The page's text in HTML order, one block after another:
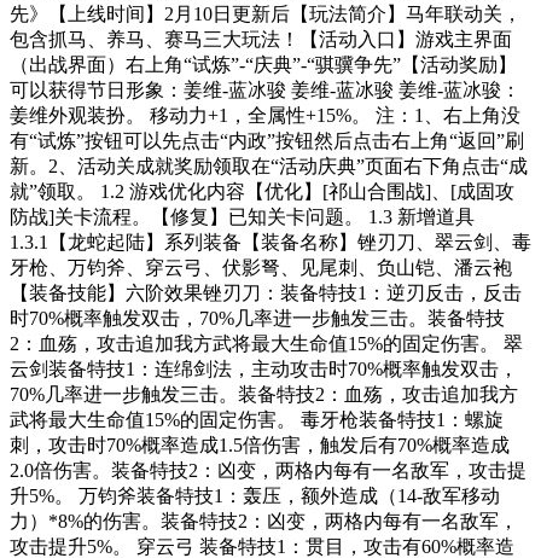
先》【上线时间】2月10日更新后【玩法简介】马年联动关，
包含抓马、养马、赛马三大玩法！【活动入口】游戏主界面
（出战界面）右上角“试炼”-“庆典”-“骐骥争先”【活动奖励】
可以获得节日形象：姜维-蓝冰骏 姜维-蓝冰骏 姜维-蓝冰骏：
姜维外观装扮。 移动力+1，全属性+15%。 注：1、右上角没
有“试炼”按钮可以先点击“内政”按钮然后点击右上角“返回”刷
新。2、活动关成就奖励领取在“活动庆典”页面右下角点击“成
就”领取。 1.2 游戏优化内容【优化】[祁山合围战]、[成固攻
防战]关卡流程。【修复】已知关卡问题。 1.3 新增道具
1.3.1【龙蛇起陆】系列装备【装备名称】锉刃刀、翠云剑、毒
牙枪、万钧斧、穿云弓、伏影弩、见尾刺、负山铠、潘云袍
【装备技能】六阶效果锉刃刀：装备特技1：逆刃反击，反击
时70%概率触发双击，70%几率进一步触发三击。装备特技
2：血殇，攻击追加我方武将最大生命值15%的固定伤害。 翠
云剑装备特技1：连绵剑法，主动攻击时70%概率触发双击，
70%几率进一步触发三击。装备特技2：血殇，攻击追加我方
武将最大生命值15%的固定伤害。 毒牙枪装备特技1：螺旋
刺，攻击时70%概率造成1.5倍伤害，触发后有70%概率造成
2.0倍伤害。装备特技2：凶变，两格内每有一名敌军，攻击提
升5%。 万钧斧装备特技1：轰压，额外造成（14-敌军移动
力）*8%的伤害。装备特技2：凶变，两格内每有一名敌军，
攻击提升5%。 穿云弓 装备特技1：贯目，攻击有60%概率造